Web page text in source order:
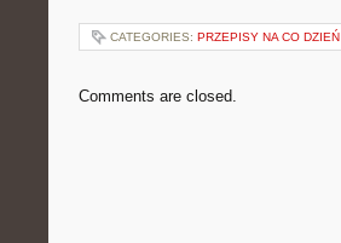
CATEGORIES: PRZEPISY NA CO DZIEŃ
Comments are closed.